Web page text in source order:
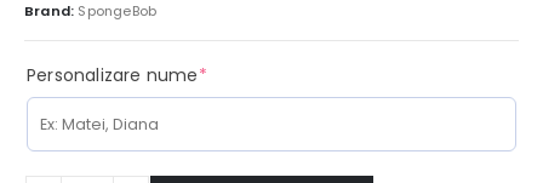
Brand: SpongeBob
Personalizare nume*(required)